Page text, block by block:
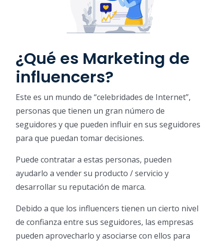
¿Qué es Marketing de
influencers?
Este es un mundo de “celebridades de Internet”,
personas que tienen un gran número de
seguidores y que pueden influir en sus seguidores
para que puedan tomar decisiones.
Puede contratar a estas personas, pueden
ayudarlo a vender su producto / servicio y
desarrollar su reputación de marca.
Debido a que los influencers tienen un cierto nivel
de confianza entre sus seguidores, las empresas
pueden aprovecharlo y asociarse con ellos para